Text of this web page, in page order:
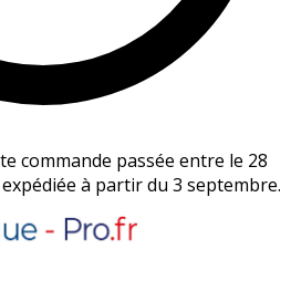
commande passée entre le 28
à partir du 3 septembre.